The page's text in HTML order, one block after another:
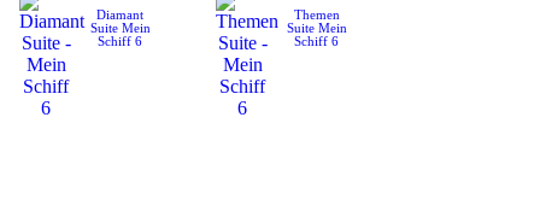
Diamant
SuiteMein
Schiff 6
Themen
SuiteMein
Schiff 6